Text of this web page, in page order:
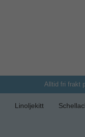
Alltid fri frakt
Linoljekitt